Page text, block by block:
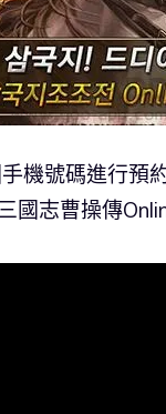
機號碼進行預
國志曹操傳